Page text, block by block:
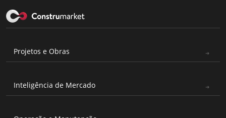
Projetos e Obras
Inteligência de Mercado